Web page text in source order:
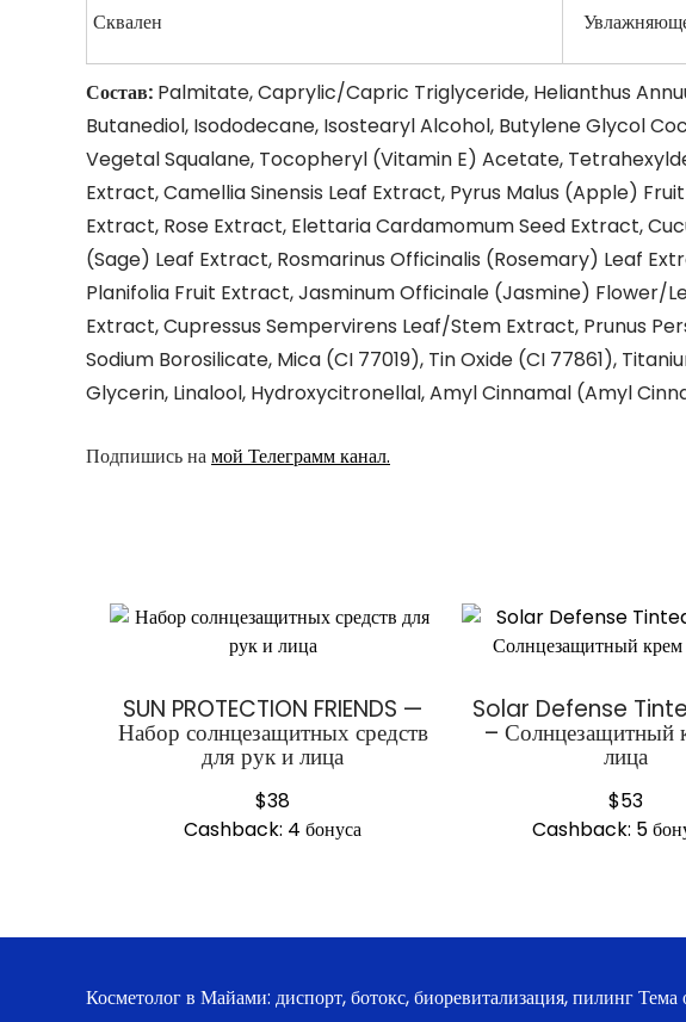
Сквален
Состав: Palmitate, Caprylic/Capric Triglyceride, Helianthus
Butanediol, Isododecane, Isostearyl Alcohol, Butylene Glycol
Vegetal Squalane, Tocopheryl (Vitamin E) Acetate,
Extract, Camellia Sinensis Leaf Extract, Pyrus Malus (Apple)
Extract, Rose Extract, Elettaria Cardamomum Seed Extract,
(Sage) Leaf Extract, Rosmarinus Officinalis (Rosemary) Leaf
Planifolia Fruit Extract, Jasminum Officinale (Jasmine) Flower/
Extract, Cupressus Sempervirens Leaf/Stem Extract, Prunus
Sodium Borosilicate, Mica (CI 77019), Tin Oxide (CI 77861),
Glycerin, Linalool, Hydroxycitronellal, Amyl Cinnamal (Amyl
Подпишись намой Телеграмм канал.
SUN PROTECTION FRIENDS —
Набор солнцезащитных средств
для рук и лица
$38
Cashback: 4 бонуса
Solar Defense
– Солнцезащитный
лица
$53
Cashback: 5
Косметолог в Майами: диспорт, ботокс, биоревитализация, пилинг Тема